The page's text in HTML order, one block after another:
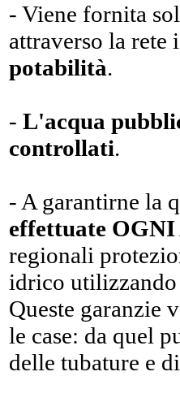
- Viene fornita
attraverso la
potabilità.
- L'acqua
controllati.
- A garantirne la
effettuate
regionali
idrico
Queste garanzie
le case: da quel
delle tubature e